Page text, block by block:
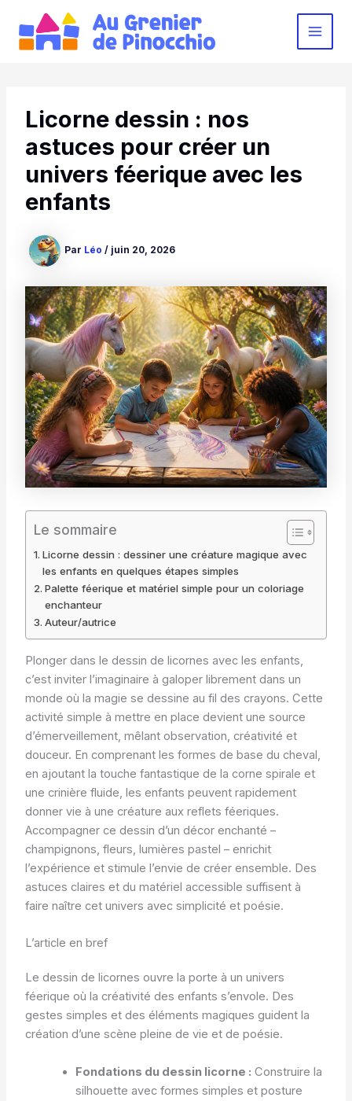
contenu
Licorne dessin : nos
astuces pour créer un
univers féerique avec les
enfants
Par Léo / juin 20, 2026
Le sommaire
Licorne dessin : dessiner une créature magique avec
les enfants en quelques étapes simples
Palette féerique et matériel simple pour un coloriage
enchanteur
Auteur/autrice
Plonger dans le dessin de licornes avec les enfants,
c’est inviter l’imaginaire à galoper librement dans un
monde où la magie se dessine au fil des crayons. Cette
activité simple à mettre en place devient une source
d’émerveillement, mêlant observation, créativité et
douceur. En comprenant les formes de base du cheval,
en ajoutant la touche fantastique de la corne spirale et
une crinière fluide, les enfants peuvent rapidement
donner vie à une créature aux reflets féeriques.
Accompagner ce dessin d’un décor enchanté –
champignons, fleurs, lumières pastel – enrichit
l’expérience et stimule l’envie de créer ensemble. Des
astuces claires et du matériel accessible suffisent à
faire naître cet univers avec simplicité et poésie.
L’article en bref
Le dessin de licornes ouvre la porte à un univers
féerique où la créativité des enfants s’envole. Des
gestes simples et des éléments magiques guident la
création d’une scène pleine de vie et de poésie.
Fondations du dessin licorne : Construire la
silhouette avec formes simples et posture